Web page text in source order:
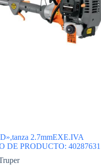
2.7mmEXE.IVA
DE PRODUCTO: 40287631